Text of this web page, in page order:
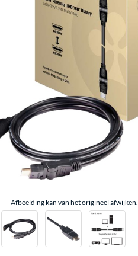
Afbeelding kan van het origineel afwijken.